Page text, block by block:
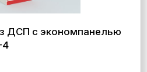
ДСП с экономпанелью
4